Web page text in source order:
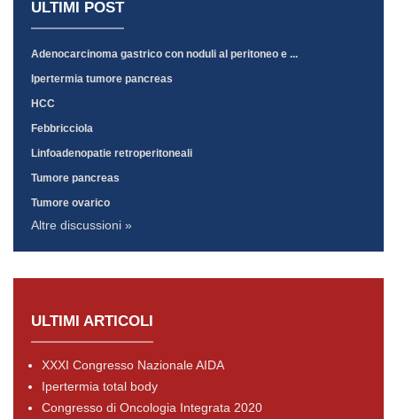
ULTIMI POST
Adenocarcinoma gastrico con noduli al peritoneo e ...
Ipertermia tumore pancreas
HCC
Febbricciola
Linfoadenopatie retroperitoneali
Tumore pancreas
Tumore ovarico
Altre discussioni »
ULTIMI ARTICOLI
XXXI Congresso Nazionale AIDA
Ipertermia total body
Congresso di Oncologia Integrata 2020